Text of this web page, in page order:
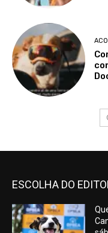
ESCOLHA DO